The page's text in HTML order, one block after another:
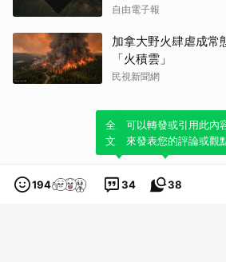
自由電子報
加拿大野火肆虐成
「火積雲」
民視新聞網
194 34
全新體驗！一鍵引用此內
文來輕鬆表達個人立場。
38
可以轉發或引用此內
來發表您的評論或觀